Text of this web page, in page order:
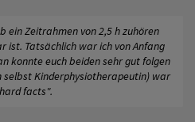
ein Zeitrahmen von 2,5 h zuhören
ist. Tatsächlich war ich von Anfang
konnte euch beiden sehr gut folgen
selbst Kinderphysiotherapeutin) war
facts".